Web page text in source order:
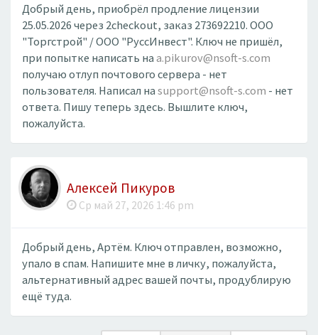
Добрый день, приобрёл продление лицензии
25.05.2026 через 2checkout, заказ 273692210. ООО
"Торгстрой" / ООО "РуссИнвест". Ключ не пришёл,
при попытке написать наa.pikurov@nsoft-s.com
получаю отлуп почтового сервера - нет
пользователя. Написал наsupport@nsoft-s.com - нет
ответа. Пишу теперь здесь. Вышлите ключ,
пожалуйста.
Алексей Пикуров
Ср май 27, 2026 1:46 pm
Добрый день, Артём. Ключ отправлен, возможно,
упало в спам. Напишите мне в личку, пожалуйста,
альтернативный адрес вашей почты, продублирую
ещё туда.